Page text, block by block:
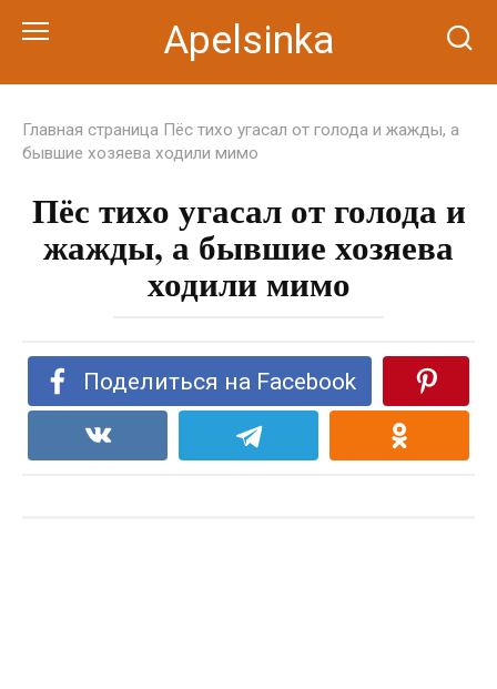
Apelsinka
Главная страница Пёс тихо угасал от голода и жажды, а
бывшие хозяева ходили мимо
Пёс тихо угасал от голода и
жажды, а бывшие хозяева
ходили мимо
Поделиться на Facebook